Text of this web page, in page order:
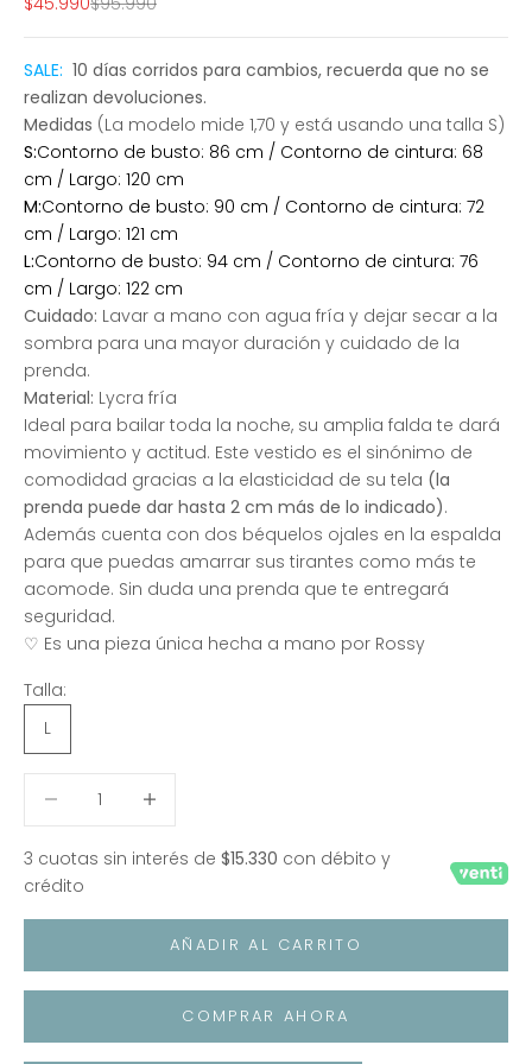
SALE: 10 días corridos para cambios, recuerda que no se
realizan devoluciones.
Medidas (La modelo mide 1,70 y está usando una talla S)
S:Contorno de busto: 86 cm / Contorno de cintura: 68
cm / Largo: 120 cm
M:Contorno de busto: 90 cm / Contorno de cintura: 72
cm / Largo: 121 cm
L:Contorno de busto: 94 cm / Contorno de cintura: 76
cm / Largo: 122 cm
Cuidado: Lavar a mano con agua fría y dejar secar a la
sombra para una mayor duración y cuidado de la
prenda.
Material: Lycra fría
Ideal para bailar toda la noche, su amplia falda te dará
movimiento y actitud. Este vestido es el sinónimo de
comodidad gracias a la elasticidad de su tela (la
prenda puede dar hasta 2 cm más de lo indicado).
Además cuenta con dos béquelos ojales en la espalda
para que puedas amarrar sus tirantes como más te
acomode. Sin duda una prenda que te entregará
seguridad.
♡ Es una pieza única hecha a mano por Rossy
Talla:
L
3 cuotas sin interés de $15.330 con débito y
crédito
AÑADIR AL CARRITO
COMPRAR AHORA